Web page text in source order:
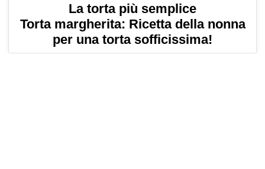
La torta più semplice
Torta margherita: Ricetta della nonna
per una torta sofficissima!